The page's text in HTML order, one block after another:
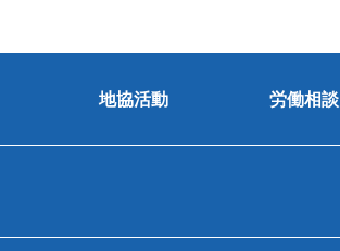
地協活動 労働相談